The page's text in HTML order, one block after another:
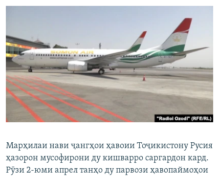
Русский
ПАЙГИРӢ КУНЕД
Марҳилаи нави ҷангҳои ҳавоии Тоҷикистону Русия
ҳазорон мусофирони ду кишварро саргардон кард.
Рӯзи 2-юми апрел танҳо ду парвози ҳавопаймоҳои